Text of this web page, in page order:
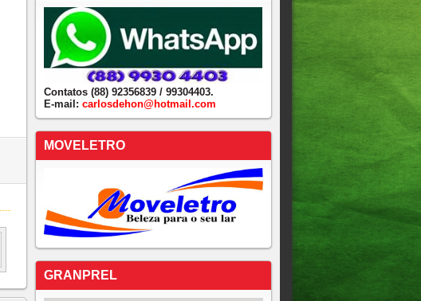
Contatos (88) 92356839 / 99304403.
E-mail: carlosdehon@hotmail.com
MOVELETRO
GRANPREL